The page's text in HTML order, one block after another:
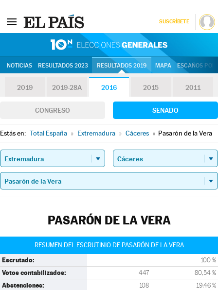
SUSCRÍBETE
NOTICIAS RESULTADOS 2023 RESULTADOS 2019 MAPA ESCAÑOS
2019 2019-28A 2016 2015 2011
CONGRESO SENADO
Estás en: Total España » Extremadura » Cáceres » Pasarón de la Vera
PASARÓN DE LA VERA
RESUMEN DEL ESCRUTINIO DE PASARÓN DE LA VERA
Escrutado: 100 %
Votos contabilizados: 447 80,54 %
Abstenciones: 108 19,46 %